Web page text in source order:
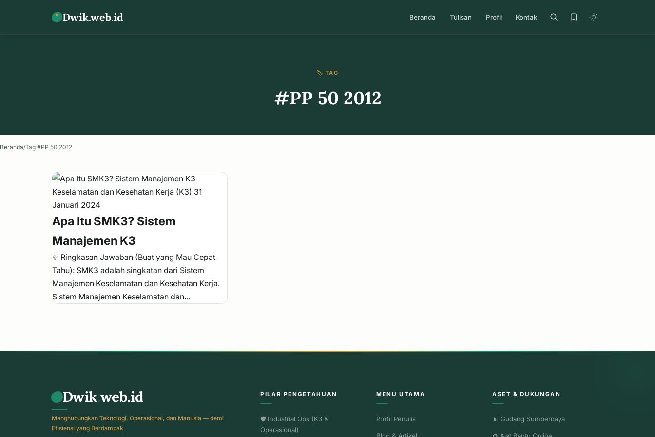
Dwik.web.id Beranda Tulisan Profil Kontak
🏷️ TAG
#PP 50 2012
Beranda/Tag #PP 50 2012
Keselamatan dan Kesehatan Kerja (K3) 31
Januari 2024
Apa Itu SMK3? Sistem
Manajemen K3
✨ Ringkasan Jawaban (Buat yang Mau Cepat
Tahu): SMK3 adalah singkatan dari Sistem
Manajemen Keselamatan dan Kesehatan Kerja.
Sistem Manajemen Keselamatan dan...
Dwik.web.id
Menghubungkan Teknologi, Operasional, dan Manusia — demi
Efisiensi yang Berdampak
PILAR PENGETAHUAN
🛡️ Industrial Ops (K3 &
Operasional)
MENU UTAMA
Profil Penulis
ASET & DUKUNGAN
📊 Gudang Sumberdaya